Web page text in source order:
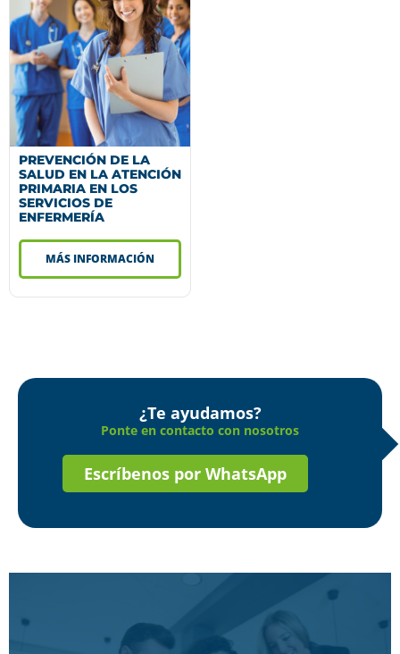
PREVENCIÓN DE LA
SALUD EN LA ATENCIÓN
PRIMARIA EN LOS
SERVICIOS DE
ENFERMERÍA
MÁS INFORMACIÓN
¿Te ayudamos?
Ponte en contacto con nosotros
Escríbenos por WhatsApp